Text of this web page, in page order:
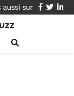
facebook
twitter